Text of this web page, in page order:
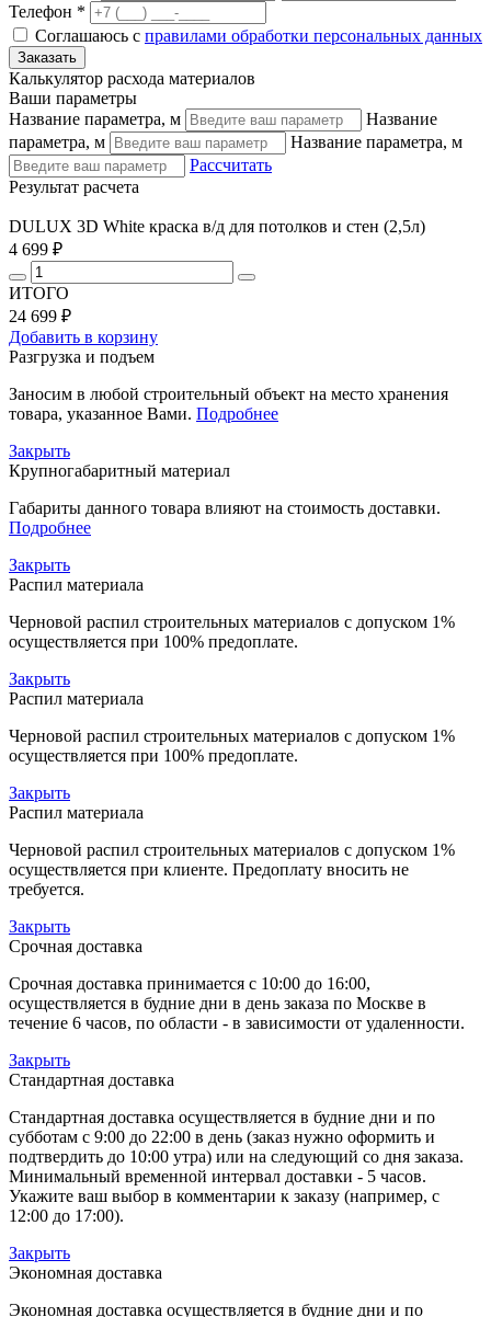
Телефон *
Соглашаюсь с правилами обработки персональных данных
Калькулятор расхода материалов
Ваши параметры
Название параметра, м
Название
параметра, м
Название параметра, м
Рассчитать
Результат расчета
DULUX 3D White краска в/д для потолков и стен (2,5л)
4 699 ₽
ИТОГО
24 699 ₽
Добавить в корзину
Разгрузка и подъем
Заносим в любой строительный объект на место хранения
товара, указанное Вами. Подробнее
Закрыть
Крупногабаритный материал
Габариты данного товара влияют на стоимость доставки.
Подробнее
Закрыть
Распил материала
Черновой распил строительных материалов с допуском 1%
осуществляется при 100% предоплате.
Закрыть
Распил материала
Черновой распил строительных материалов с допуском 1%
осуществляется при 100% предоплате.
Закрыть
Распил материала
Черновой распил строительных материалов с допуском 1%
осуществляется при клиенте. Предоплату вносить не
требуется.
Закрыть
Срочная доставка
Срочная доставка принимается с 10:00 до 16:00,
осуществляется в будние дни в день заказа по Москве в
течение 6 часов, по области - в зависимости от удаленности.
Закрыть
Стандартная доставка
Стандартная доставка осуществляется в будние дни и по
субботам с 9:00 до 22:00 в день (заказ нужно оформить и
подтвердить до 10:00 утра) или на следующий со дня заказа.
Минимальный временной интервал доставки - 5 часов.
Укажите ваш выбор в комментарии к заказу (например, с
12:00 до 17:00).
Закрыть
Экономная доставка
Экономная доставка осуществляется в будние дни и по